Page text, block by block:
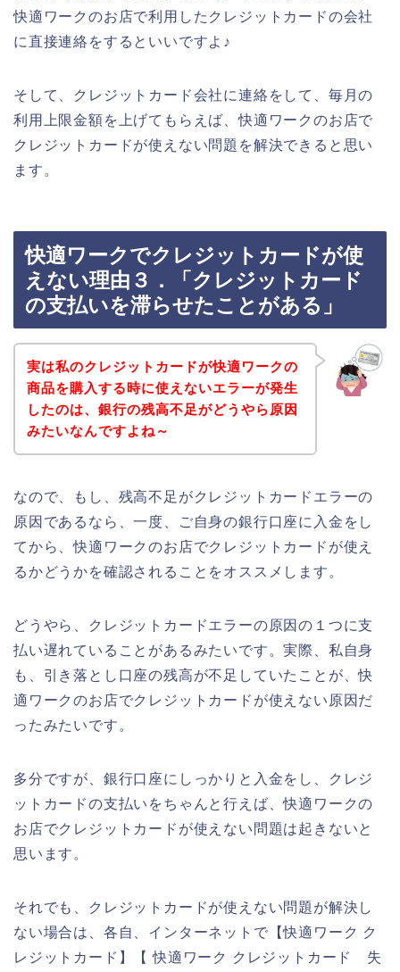
快適ワークのお店で利用したクレジットカードの会社
に直接連絡をするといいですよ♪
そして、クレジットカード会社に連絡をして、毎月の
利用上限金額を上げてもらえば、快適ワークのお店で
クレジットカードが使えない問題を解決できると思い
ます。
快適ワークでクレジットカードが使
えない理由３．「クレジットカード
の支払いを滞らせたことがある」
実は私のクレジットカードが快適ワークの
商品を購入する時に使えないエラーが発生
したのは、銀行の残高不足がどうやら原因
みたいなんですよね～
なので、もし、残高不足がクレジットカードエラーの
原因であるなら、一度、ご自身の銀行口座に入金をし
てから、快適ワークのお店でクレジットカードが使え
るかどうかを確認されることをオススメします。
どうやら、クレジットカードエラーの原因の１つに支
払い遅れていることがあるみたいです。実際、私自身
も、引き落とし口座の残高が不足していたことが、快
適ワークのお店でクレジットカードが使えない原因だ
ったみたいです。
多分ですが、銀行口座にしっかりと入金をし、クレジ
ットカードの支払いをちゃんと行えば、快適ワークの
お店でクレジットカードが使えない問題は起きないと
思います。
それでも、クレジットカードが使えない問題が解決し
ない場合は、各自、インターネットで【快適ワーク ク
レジットカード】【 快適ワーク クレジットカード 失